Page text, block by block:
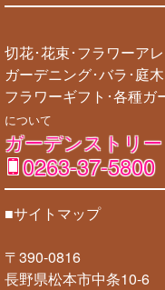
切花･花束･フラワーア
ガーデニング･バラ･庭
フラワーギフト･各種ガ
について
ガーデンストリー
0263-37-5800
■サイトマップ
〒390-0816
長野県松本市中条10-6